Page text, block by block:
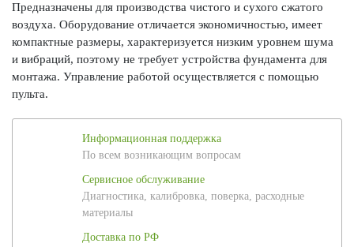
Предназначены для производства чистого и сухого сжатого
воздуха. Оборудование отличается экономичностью, имеет
компактные размеры, характеризуется низким уровнем шума
и вибраций, поэтому не требует устройства фундамента для
монтажа. Управление работой осуществляется с помощью
пульта.
Информационная поддержка
По всем возникающим вопросам
Сервисное обслуживание
Диагностика, калибровка, поверка, расходные
материалы
Доставка по РФ